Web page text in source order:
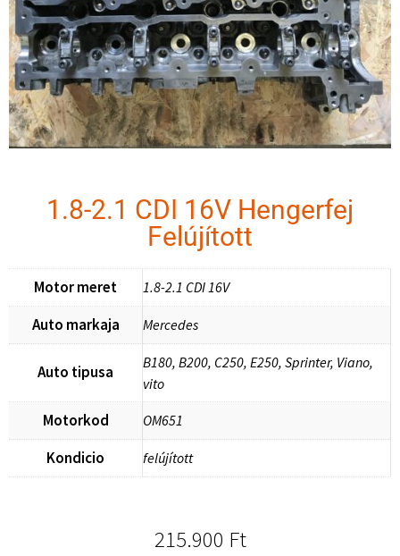
1.8-2.1 CDI 16V Hengerfej
Felújított
Motor meret 1.8-2.1 CDI 16V
Auto markaja Mercedes
Auto tipusa
B180, B200, C250, E250, Sprinter, Viano,
vito
Motorkod OM651
Kondicio felújított
215.900 Ft